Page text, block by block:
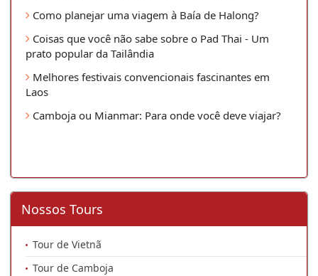
Como planejar uma viagem à Baía de Halong?
Coisas que você não sabe sobre o Pad Thai - Um
prato popular da Tailândia
Melhores festivais convencionais fascinantes em
Laos
Camboja ou Mianmar: Para onde você deve viajar?
Nossos Tours
Tour de Vietnã
Tour de Camboja